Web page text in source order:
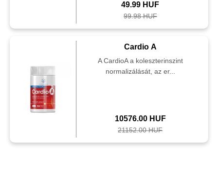
49.99 HUF
99.98 HUF
Cardio A
A CardioA a koleszterinszint
normalizálását, az er...
10576.00 HUF
21152.00 HUF